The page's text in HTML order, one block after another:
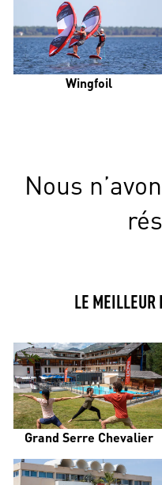
Wingfoil
Nous
LE MEILLEUR
Grand Serre Chevalier